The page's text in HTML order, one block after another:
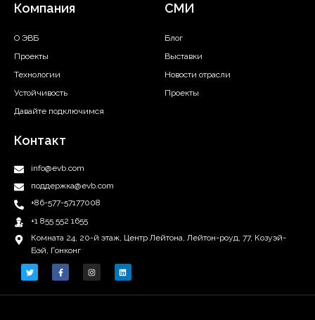
Компания
О ЭВБ
Проекты
Технологии
Устойчивость
Давайте подключимся
СМИ
Блог
Выставки
Новости отрасли
Проекты
Контакт
info@evb.com
поддержка@evb.com
+86-577-57177008
+1 855 552 1655
Комната 24, 20-й этаж, Центр Лейтона, Лейтон-роуд, 77, Козуэй-
Бэй, Гонконг